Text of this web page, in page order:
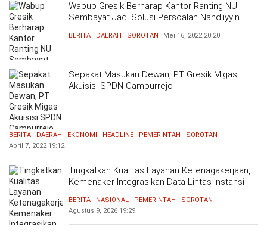
Wabup Gresik Berharap Kantor Ranting NU
Sembayat Jadi Solusi Persoalan Nahdliyyin
BERITA DAERAH SOROTAN Mei 16, 2022 20:20
Sepakat Masukan Dewan, PT Gresik Migas
Akuisisi SPDN Campurrejo
BERITA DAERAH EKONOMI HEADLINE PEMERINTAH
SOROTAN
April 7, 2022 19:12
Tingkatkan Kualitas Layanan Ketenagakerjaan,
Kemenaker Integrasikan Data Lintas Instansi
BERITA NASIONAL PEMERINTAH
SOROTAN
Agustus 9, 2026 19:29